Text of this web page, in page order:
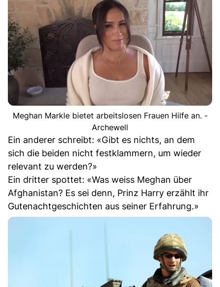
Meghan Markle bietet arbeitslosen Frauen Hilfe an. -
Archewell
Ein anderer schreibt: «Gibt es nichts, an dem
sich die beiden nicht festklammern, um wieder
relevant zu werden?»
Ein dritter spottet: «Was weiss Meghan über
Afghanistan? Es sei denn, Prinz Harry erzählt ihr
Gutenachtgeschichten aus seiner Erfahrung.»